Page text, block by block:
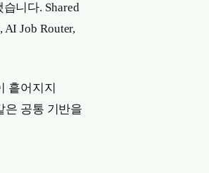
니다. Shared
Job Router,
흩어지지
은 공통 기반을